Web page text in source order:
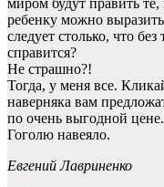
миром будут править
ребенку можно
следует столько, что
справится?
Не страшно?!
Тогда, у меня все.
наверняка вам
по очень выгодной
Гоголю навеяло.
Евгений Лавриненко